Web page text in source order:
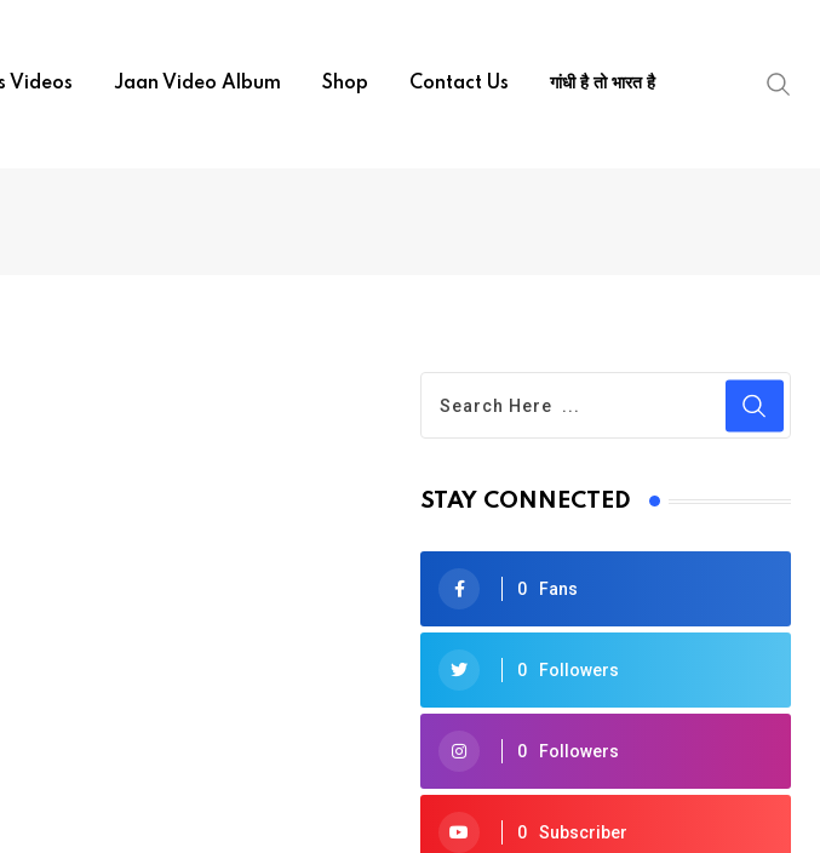
Videos Jaan Video Album Shop Contact Us गांधी है तो भारत है
STAY CONNECTED
0 Fans
0 Followers
0 Followers
0 Subscriber